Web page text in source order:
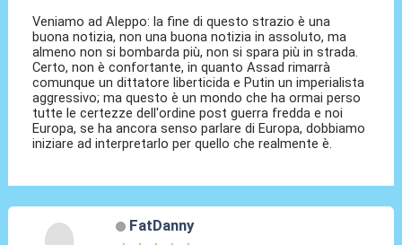
Veniamo ad Aleppo: la fine di questo strazio è una
buona notizia, non una buona notizia in assoluto, ma
almeno non si bombarda più, non si spara più in strada.
Certo, non è confortante, in quanto Assad rimarrà
comunque un dittatore liberticida e Putin un imperialista
aggressivo; ma questo è un mondo che ha ormai perso
tutte le certezze dell'ordine post guerra fredda e noi
Europa, se ha ancora senso parlare di Europa, dobbiamo
iniziare ad interpretarlo per quello che realmente è.
FatDanny